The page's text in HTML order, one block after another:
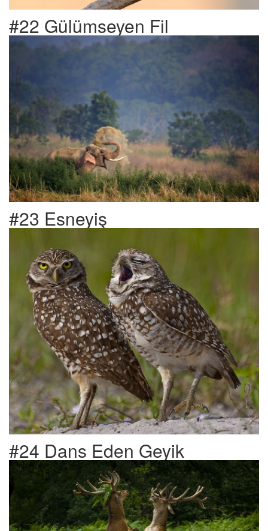
#22 Gülümseyen Fil
#23 Esneyiş
#24 Dans Eden Geyik